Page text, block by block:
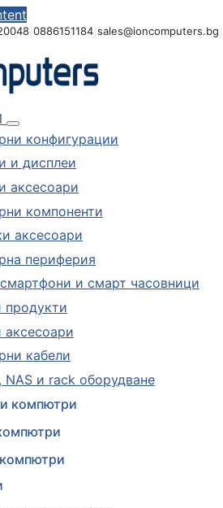
0886151184 sales@ioncomputers.bg
конфигурации
и дисплеи
аксесоари
компоненти
аксесоари
периферия
и смарт часовници
кабели
и rack оборудване
компютри